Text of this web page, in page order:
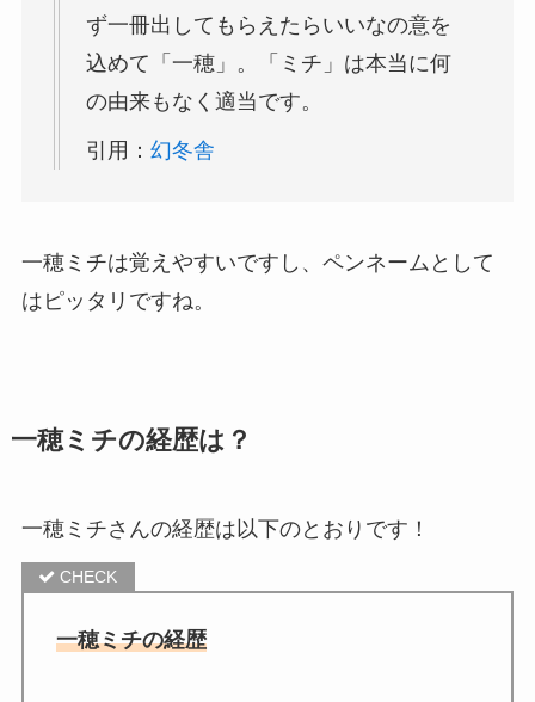
ず一冊出してもらえたらいいなの意を
込めて「一穂」。「ミチ」は本当に何
の由来もなく適当です。
引用： 幻冬舎
一穂ミチは覚えやすいですし、ペンネームとして
はピッタリですね。
一穂ミチの経歴は？
一穂ミチさんの経歴は以下のとおりです！
一穂ミチの経歴